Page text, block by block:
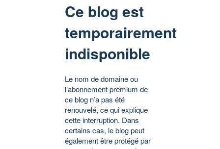
Ce blog est
temporairement
indisponible
Le nom de domaine ou
l’abonnement premium de
ce blog n’a pas été
renouvelé, ce qui explique
cette interruption. Dans
certains cas, le blog peut
également être protégé par